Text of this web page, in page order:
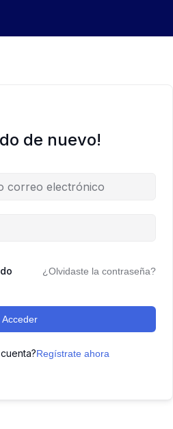
de nuevo!
¿Olvidaste la contraseña?
Acceder
Regístrate ahora